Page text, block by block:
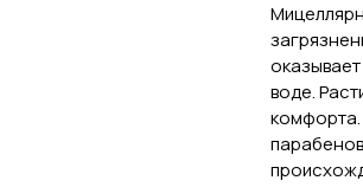
воде.
комфорта.